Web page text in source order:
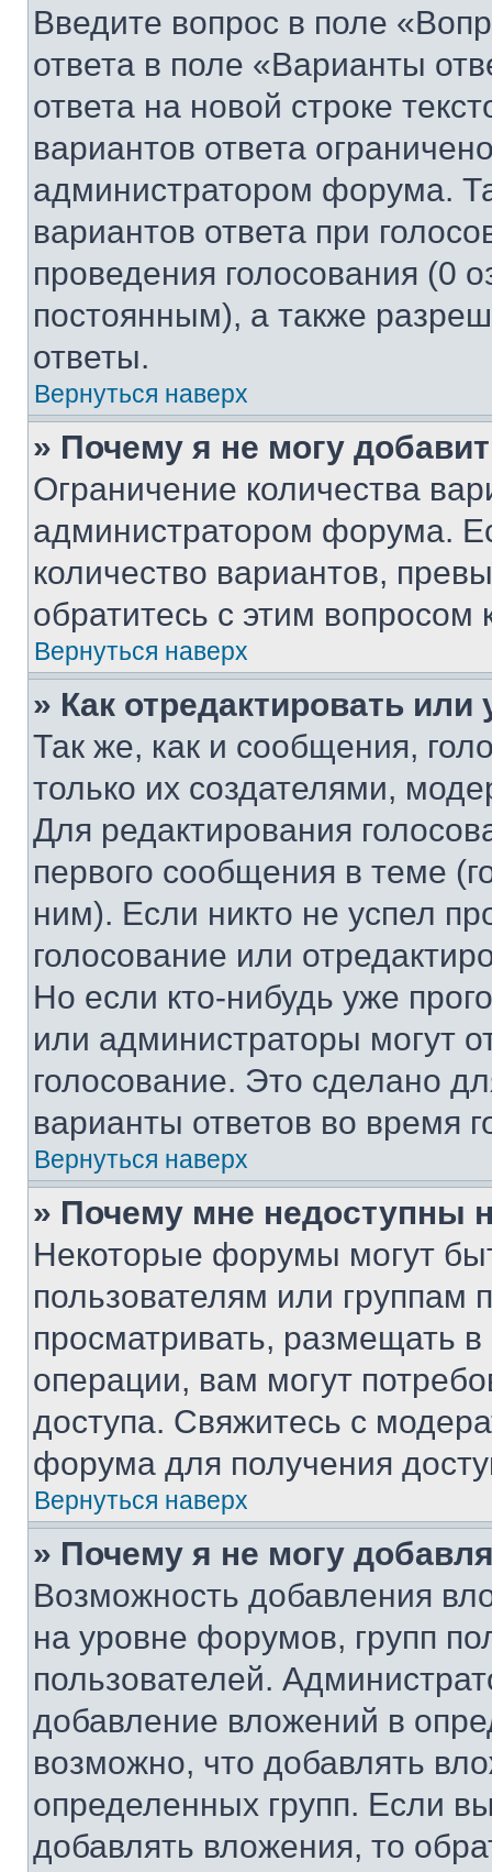
Введите вопрос в поле
ответа в поле «Варианты
ответа на новой строке
вариантов ответа
администратором форума.
вариантов ответа при
проведения голосования (0
постоянным), а также
ответы.
Вернуться наверх
» Почему я не могу
Ограничение количества
администратором форума.
количество вариантов,
обратитесь с этим вопросом
Вернуться наверх
» Как отредактировать
Так же, как и сообщения,
только их создателями,
Для редактирования
первого сообщения в теме
ним). Если никто не успел
голосование или
Но если кто-нибудь уже
или администраторы могут
голосование. Это сделано
варианты ответов во время
Вернуться наверх
» Почему мне недоступны
Некоторые форумы могут
пользователям или группам
просматривать, размещать
операции, вам могут
доступа. Свяжитесь с
форума для получения
Вернуться наверх
» Почему я не могу
Возможность добавления
на уровне форумов, групп
пользователей.
добавление вложений в
возможно, что добавлять
определенных групп. Если
добавлять вложения, то